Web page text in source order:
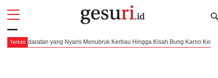
Terkini
Menubruk Kerbau Hingga Kisah Bung Karno Kebelet Buang Air Kecil
All